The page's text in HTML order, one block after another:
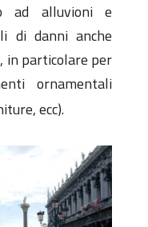
ad alluvioni e
di danni anche
in particolare per
ornamentali
ecc).